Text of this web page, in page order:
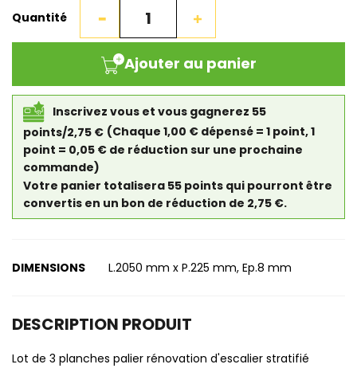
Quantité
Ajouter au panier
Inscrivez vous et vous gagnerez 55
points/2,75 € (Chaque 1,00 € dépensé = 1 point, 1
point = 0,05 € de réduction sur une prochaine
commande)
Votre panier totalisera 55 points qui pourront être
convertis en un bon de réduction de 2,75 €.
DIMENSIONS L.2050 mm x P.225 mm, Ep.8 mm
DESCRIPTION PRODUIT
Lot de 3 planches palier rénovation d'escalier stratifié